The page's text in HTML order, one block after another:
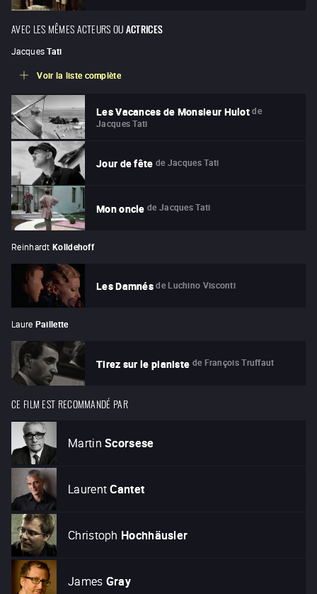
AVEC LES MÊMES ACTEURS OUACTRICES
Jacques Tati
Voir la liste complète
Les Vacances de Monsieur Hulot de
Jacques Tati
Jour de fête de Jacques Tati
Mon oncle de Jacques Tati
Reinhardt Kolldehoff
Les Damnés de Luchino Visconti
Laure Paillette
Tirez sur le pianiste de François Truffaut
CE FILM EST RECOMMANDÉ PAR
Martin Scorsese
Laurent Cantet
Christoph Hochhäusler
James Gray